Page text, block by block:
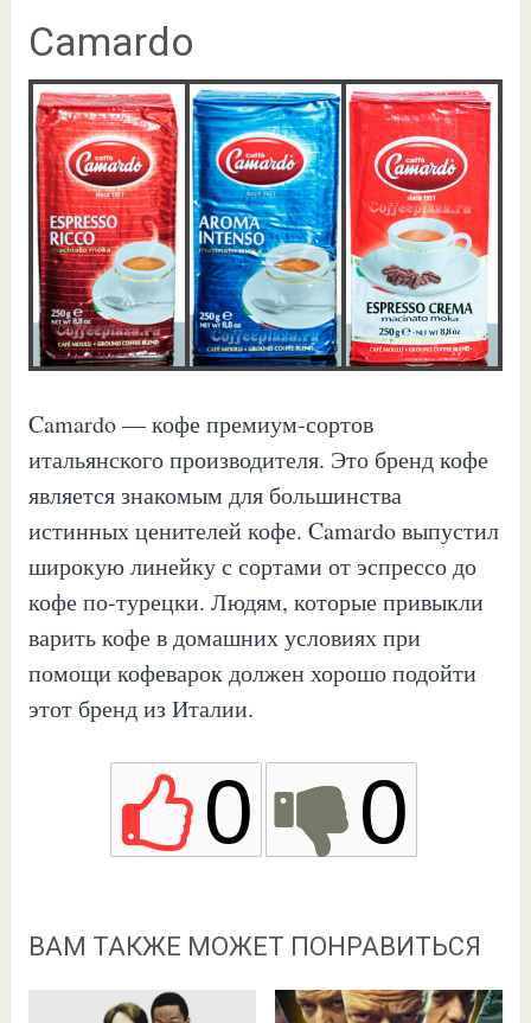
Camardo
Camardo — кофе премиум-сортов
итальянского производителя. Это бренд кофе
является знакомым для большинства
истинных ценителей кофе. Camardo выпустил
широкую линейку с сортами от эспрессо до
кофе по-турецки. Людям, которые привыкли
варить кофе в домашних условиях при
помощи кофеварок должен хорошо подойти
этот бренд из Италии.
0 0
ВАМ ТАКЖЕ МОЖЕТ ПОНРАВИТЬСЯ